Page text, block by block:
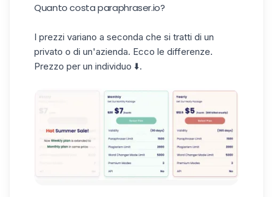
Quanto costa paraphraser.io?
I prezzi variano a seconda che si tratti di un
privato o di un'azienda. Ecco le differenze.
Prezzo per un individuo ⬇️.